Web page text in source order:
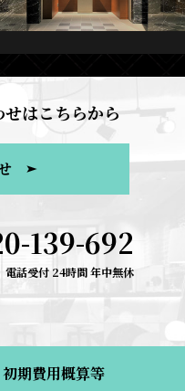
はこちらから
139-692
電話受付 24時間 年中無休
期費用概算等